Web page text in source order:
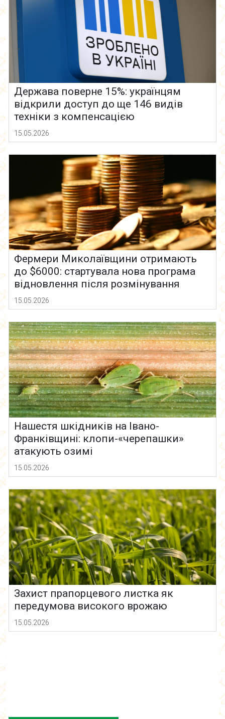
Держава поверне 15%: українцям
відкрили доступ до ще 146 видів
техніки з компенсацією
15.05.2026
Фермери Миколаївщини отримають
до $6000: стартувала нова програма
відновлення після розмінування
15.05.2026
Нашестя шкідників на Івано-
Франківщині: клопи-«черепашки»
атакують озимі
15.05.2026
Захист прапорцевого листка як
передумова високого врожаю
15.05.2026